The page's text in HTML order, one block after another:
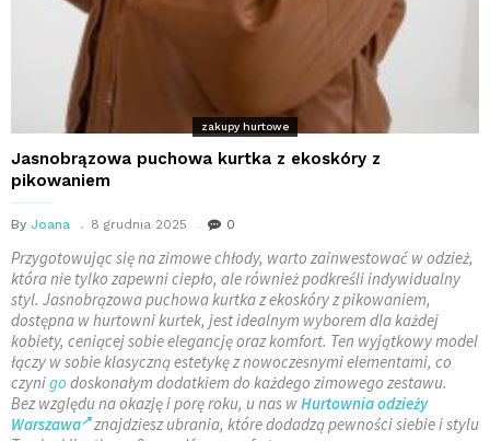
zakupy hurtowe
Jasnobrązowa puchowa kurtka z ekoskóry z
pikowaniem
By Joana 8 grudnia 2025 0
Przygotowując się na zimowe chłody, warto zainwestować w odzież,
która nie tylko zapewni ciepło, ale również podkreśli indywidualny
styl. Jasnobrązowa puchowa kurtka z ekoskóry z pikowaniem,
dostępna w hurtowni kurtek, jest idealnym wyborem dla każdej
kobiety, ceniącej sobie elegancję oraz komfort. Ten wyjątkowy model
łączy w sobie klasyczną estetykę z nowoczesnymi elementami, co
czynigo doskonałym dodatkiem do każdego zimowego zestawu.
Bez względu na okazję i porę roku, u nas wHurtownia odzieży
Warszawa znajdziesz ubrania, które dodadzą pewności siebie i stylu